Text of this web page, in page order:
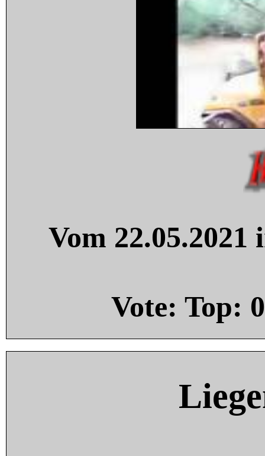
Vom
Vote: Top: 0